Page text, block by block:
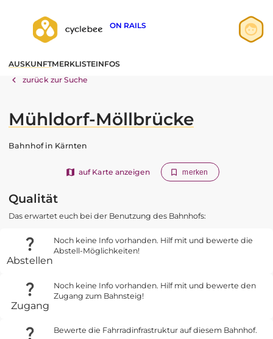
ON RAILS
AUSKUNFTMERKLISTEINFOS
zurück zur Suche
Mühldorf-Möllbrücke
Bahnhof in Kärnten
auf Karte anzeigen merken
Qualität
Das erwartet euch bei der Benutzung des Bahnhofs:
Abstellen
Noch keine Info vorhanden. Hilf mit und bewerte die
Abstell-Möglichkeiten!
Zugang
Noch keine Info vorhanden. Hilf mit und bewerte den
Zugang zum Bahnsteig!
Bewerte die Fahrradinfrastruktur auf diesem Bahnhof.